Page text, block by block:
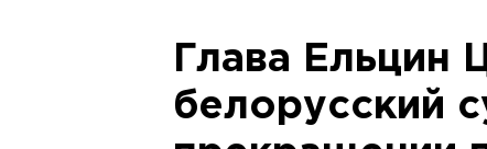
Глава Ельцин
белорусский